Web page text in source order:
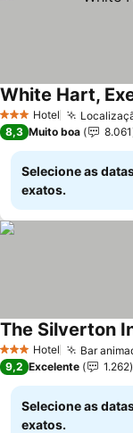
3 EstrelasHotel
White Hart,
8,3 Muito boa 8.061
Selecione as
exatos.
3 EstrelasHotel Bar
The Silverton
9,2 Excelente 1.262
Selecione as
exatos.